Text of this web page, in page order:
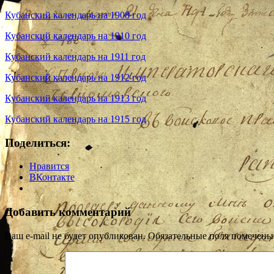
Кубанский календарь на 1908 год
Кубанский календарь на 1910 год
Кубанский календарь на 1911 год
Кубанский календарь на 1912 год
Кубанский календарь на 1913 год
Кубанский календарь на 1915 год
Поделиться:
Нравится
ВКонтакте
Добавить комментарий
Ваш e-mail не будет опубликован.Обязательные поля